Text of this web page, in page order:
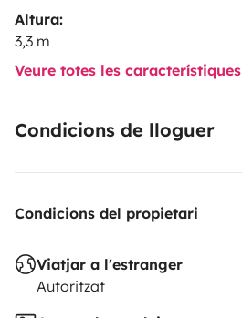
Altura:
3,3 m
Veure totes les característiques
Condicions de lloguer
Condicions del propietari
Viatjar a l'estranger
Autoritzat